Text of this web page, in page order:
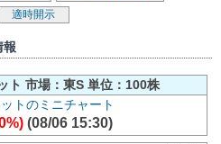
適時開示
報
ト 市場：東S 単位：100株
(08/06 15:30)